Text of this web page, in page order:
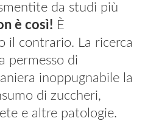
da studi più
è così! È
il contrario. La ricerca
permesso di
inoppugnabile la
di zuccheri,
e altre patologie.